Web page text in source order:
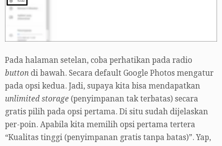
Pada halaman setelan, coba perhatikan pada radio
button di bawah. Secara default Google Photos mengatur
pada opsi kedua. Jadi, supaya kita bisa mendapatkan
unlimited storage (penyimpanan tak terbatas) secara
gratis pilih pada opsi pertama. Di situ sudah dijelaskan
per-poin. Apabila kita memilih opsi pertama tertera
“Kualitas tinggi (penyimpanan gratis tanpa batas)”. Yap,